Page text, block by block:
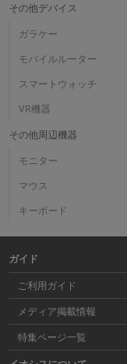
その他デバイス
ガラケー
モバイルルーター
スマートウォッチ
VR機器
その他周辺機器
モニター
マウス
キーボード
ガイド
ご利用ガイド
メディア掲載情報
特集ページ一覧